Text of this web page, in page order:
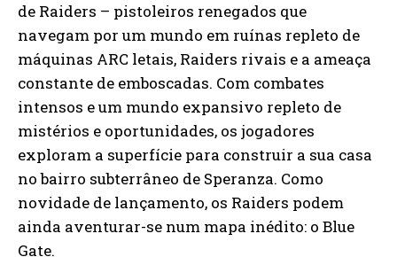
de Raiders – pistoleiros renegados que
navegam por um mundo em ruínas repleto de
máquinas ARC letais, Raiders rivais e a ameaça
constante de emboscadas. Com combates
intensos e um mundo expansivo repleto de
mistérios e oportunidades, os jogadores
exploram a superfície para construir a sua casa
no bairro subterrâneo de Speranza. Como
novidade de lançamento, os Raiders podem
ainda aventurar-se num mapa inédito: o Blue
Gate.